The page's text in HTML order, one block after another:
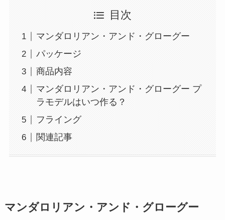
目次
マンダロリアン・アンド・グローグー
パッケージ
商品内容
マンダロリアン・アンド・グローグー プ
ラモデルはいつ作る？
フライング
関連記事
マンダロリアン・アンド・グローグー